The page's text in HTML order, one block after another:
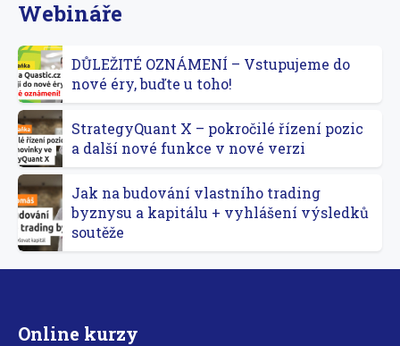
Webináře
DŮLEŽITÉ OZNÁMENÍ – Vstupujeme do
nové éry, buďte u toho!
StrategyQuant X – pokročilé řízení pozic
a další nové funkce v nové verzi
Jak na budování vlastního trading
byznysu a kapitálu + vyhlášení výsledků
soutěže
Online kurzy